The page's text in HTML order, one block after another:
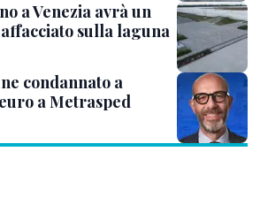
a Venezia avrà un
sulla laguna
condannato a
a Metrasped